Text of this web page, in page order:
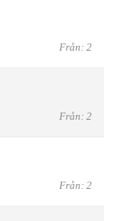
Från: 2
Från: 2
Från: 2